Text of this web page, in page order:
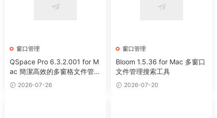
窗口管理
QSpace Pro 6.3.2.001 for M
ac 簡潔高效的多窗格文件管理
器 2026-07-26
窗口管理
Bloom 1.5.36 for Mac 多窗口
文件管理搜索工具
2026-07-20